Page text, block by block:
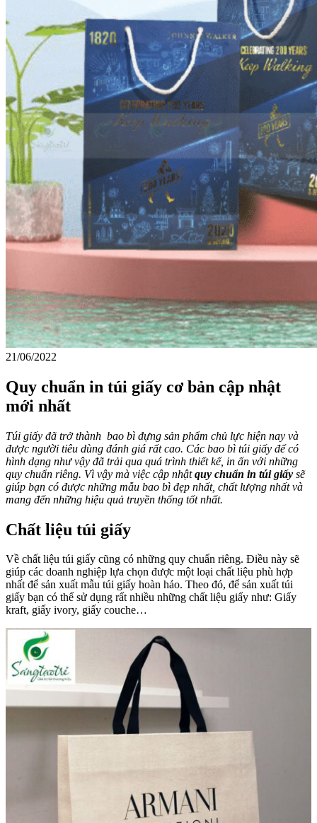
21/06/2022
Quy chuẩn in túi giấy cơ bản cập nhật
mới nhất
Túi giấy đã trở thành bao bì đựng sản phẩm chủ lực hiện nay và
được người tiêu dùng đánh giá rất cao. Các bao bì túi giấy để có
hình dạng như vậy đã trải qua quá trình thiết kế, in ấn với những
quy chuẩn riêng. Vì vậy mà việc cập nhậtquy chuẩn in túi giấy sẽ
giúp bạn có được những mẫu bao bì đẹp nhất, chất lượng nhất và
mang đến những hiệu quả truyền thống tốt nhất.
Chất liệu túi giấy
Về chất liệu túi giấy cũng có những quy chuẩn riêng. Điều này sẽ
giúp các doanh nghiệp lựa chọn được một loại chất liệu phù hợp
nhất để sản xuất mẫu túi giấy hoàn hảo. Theo đó, để sản xuất túi
giấy bạn có thể sử dụng rất nhiều những chất liệu giấy như: Giấy
kraft, giấy ivory, giấy couche…